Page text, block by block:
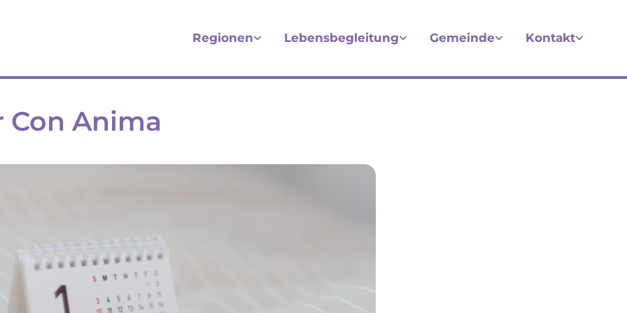
Regionen Lebensbegleitung Gemeinde Kontakt
Con Anima